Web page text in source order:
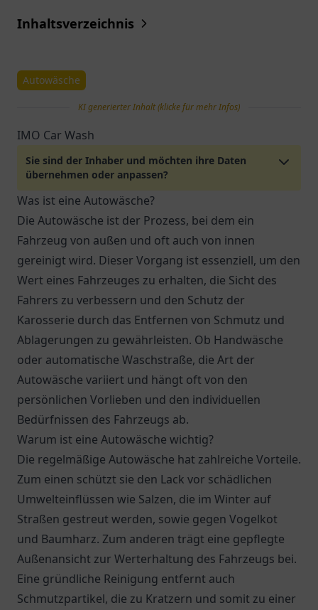
Inhaltsverzeichnis
Autowäsche
KI generierter Inhalt (klicke für mehr Infos)
IMO Car Wash
Sie sind der Inhaber und möchten ihre Daten
übernehmen oder anpassen?
Was ist eine Autowäsche?
Die Autowäsche ist der Prozess, bei dem ein
Fahrzeug von außen und oft auch von innen
gereinigt wird. Dieser Vorgang ist essenziell, um den
Wert eines Fahrzeuges zu erhalten, die Sicht des
Fahrers zu verbessern und den Schutz der
Karosserie durch das Entfernen von Schmutz und
Ablagerungen zu gewährleisten. Ob Handwäsche
oder automatische Waschstraße, die Art der
Autowäsche variiert und hängt oft von den
persönlichen Vorlieben und den individuellen
Bedürfnissen des Fahrzeugs ab.
Warum ist eine Autowäsche wichtig?
Die regelmäßige Autowäsche hat zahlreiche Vorteile.
Zum einen schützt sie den Lack vor schädlichen
Umwelteinflüssen wie Salzen, die im Winter auf
Straßen gestreut werden, sowie gegen Vogelkot
und Baumharz. Zum anderen trägt eine gepflegte
Außenansicht zur Werterhaltung des Fahrzeugs bei.
Eine gründliche Reinigung entfernt auch
Schmutzpartikel, die zu Kratzern und somit zu einer